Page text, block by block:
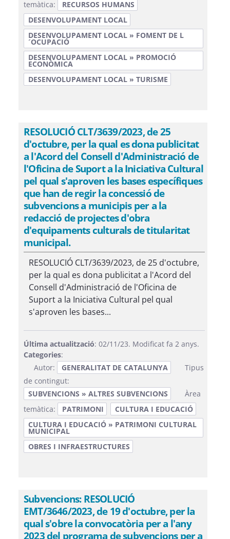
temàtica:
RECURSOS HUMANS
DESENVOLUPAMENT LOCAL
DESENVOLUPAMENT LOCAL » FOMENT DE L
´OCUPACIÓ
DESENVOLUPAMENT LOCAL » PROMOCIÓ
ECONÒMICA
DESENVOLUPAMENT LOCAL » TURISME
RESOLUCIÓ CLT/3639/2023, de 25
d'octubre, per la qual es dona publicitat
a l'Acord del Consell d'Administració de
l'Oficina de Suport a la Iniciativa Cultural
pel qual s'aproven les bases específiques
que han de regir la concessió de
subvencions a municipis per a la
redacció de projectes d'obra
d'equipaments culturals de titularitat
municipal.
RESOLUCIÓ CLT/3639/2023, de 25 d'octubre,
per la qual es dona publicitat a l'Acord del
Consell d'Administració de l'Oficina de
Suport a la Iniciativa Cultural pel qual
s'aproven les bases...
Última actualització: 02/11/23. Modificat fa 2 anys.
Categories:
Autor:
GENERALITAT DE CATALUNYA
Tipus
de contingut:
SUBVENCIONS » ALTRES SUBVENCIONS
Àrea
temàtica:
PATRIMONI
CULTURA I EDUCACIÓ
CULTURA I EDUCACIÓ » PATRIMONI CULTURAL
MUNICIPAL
OBRES I INFRAESTRUCTURES
Subvencions: RESOLUCIÓ
EMT/3646/2023, de 19 d'octubre, per la
qual s'obre la convocatòria per a l'any
2023 del programa de subvencions per a